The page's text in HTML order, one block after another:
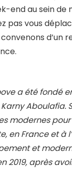
end au sein de
pas vous
convenons d’un
a été fondé
Aboulafia.
modernes
en France et à
et
2019, après